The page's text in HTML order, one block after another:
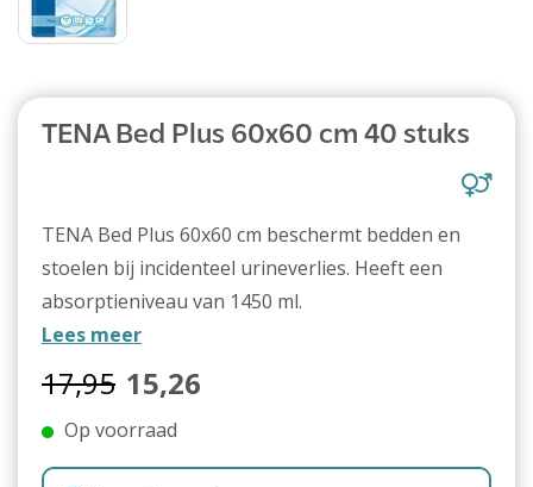
TENA Bed Plus 60x60 cm 40 stuks
TENA Bed Plus 60x60 cm beschermt bedden en
stoelen bij incidenteel urineverlies. Heeft een
absorptieniveau van 1450 ml.
Lees meer
17,95 15,26
Op voorraad